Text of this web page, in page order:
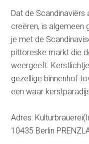
Dat de
creëren, is algemeen
je met de
pittoreske markt die
weergeeft.
gezellige binnenhof
een waar
Adres:
10435 Berlin